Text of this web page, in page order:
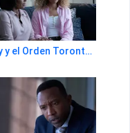
La Ley y el Orden Toronto: Intento Criminal 1x8